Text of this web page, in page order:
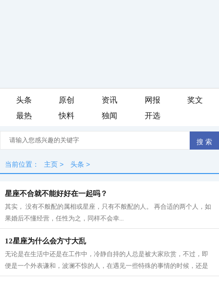
头条 原创 资讯 网报
奖文
最热
快料 独闻 开选
当前位置： 主页 > 头条 >
星座不合就不能好好在一起吗？
其实， 没有不般配的属相或星座，只有不般配的人。 再合适的两个人，如
果婚后不懂经营，任性为之，同样不会幸...
12星座为什么会方寸大乱
无论是在生活中还是在工作中，冷静自持的人总是被大家欣赏，不过，即
便是一个外表谦和，波澜不惊的人，在遇见一些特殊的事情的时候，还是
会方寸大乱，失去自己的理智。那么什...